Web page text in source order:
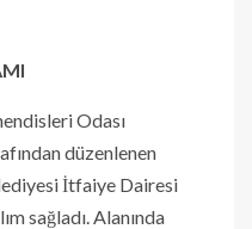
Odası
düzenlenen
İtfaiye Dairesi
sağladı. Alanında